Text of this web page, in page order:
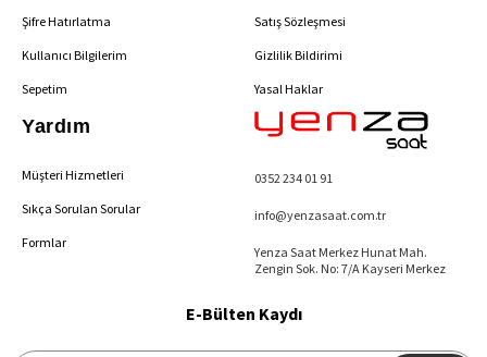
Şifre Hatırlatma
Kullanıcı Bilgilerim
Sepetim
Satış Sözleşmesi
Gizlilik Bildirimi
Yasal Haklar
Yardım
Müşteri Hizmetleri
Sıkça Sorulan Sorular
Formlar
0352 234 01 91
info@yenzasaat.com.tr
Yenza Saat Merkez Hunat Mah.
Zengin Sok. No: 7/A Kayseri Merkez
E-Bülten Kaydı